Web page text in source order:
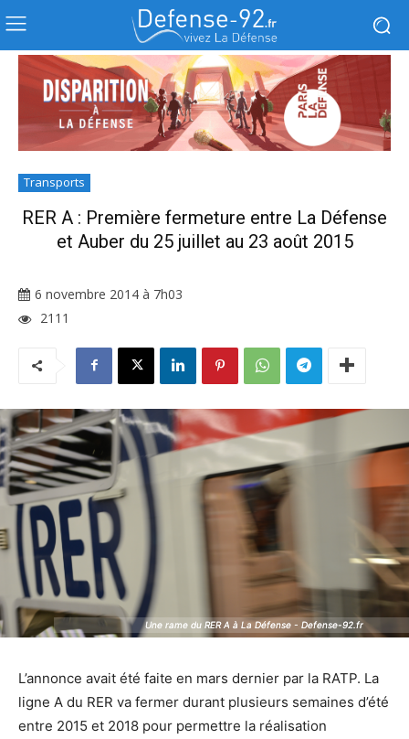
Transports
RER A : Première fermeture entre La Défense
et Auber du 25 juillet au 23 août 2015
6 novembre 2014 à 7h03
2111
Une rame du RER A à La Défense - Defense-92.fr
Une rame du RER A à La Défense - Defense-92.fr
L’annonce avait été faite en mars dernier par la RATP. La
ligne A du RER va fermer durant plusieurs semaines d’été
entre 2015 et 2018 pour permettre la réalisation